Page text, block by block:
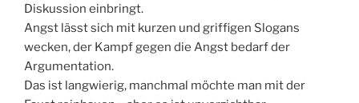
Diskussion einbringt.
Angst lässt sich mit kurzen und griffigen Slogans
wecken, der Kampf gegen die Angst bedarf der
Argumentation.
Das ist langwierig, manchmal möchte man mit der